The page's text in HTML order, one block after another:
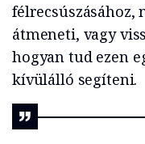
félrecsúszásához,
átmeneti, vagy
hogyan tud ezen
kívülálló segíteni.